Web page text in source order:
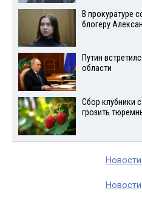
В прокуратуре
блогеру
Путин
области
Сбор клубники
грозить